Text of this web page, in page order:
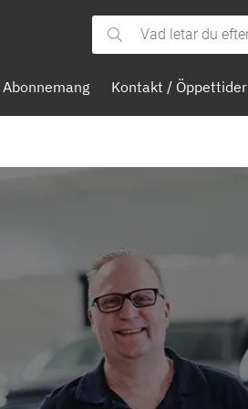
Abonnemang Kontakt / Öppettider
Vad